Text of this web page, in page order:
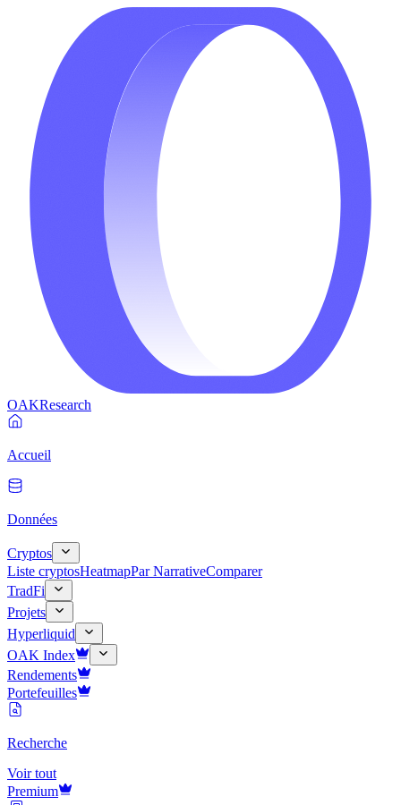
OAKResearch
Accueil
Données
Cryptos
Liste cryptosHeatmapPar NarrativeComparer
TradFi
Projets
Hyperliquid
OAK Index
Rendements
Portefeuilles
Recherche
Voir tout
Premium